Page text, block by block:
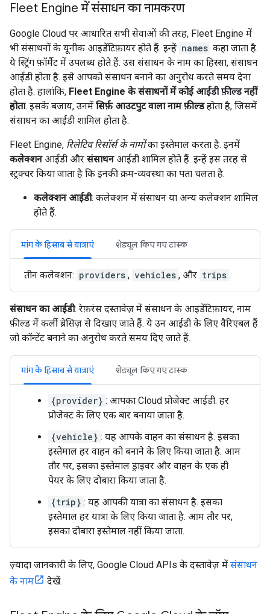
Fleet Engine में संसाधन का नामकरण
Google Cloud पर आधारित सभी सेवाओं की तरह, Fleet Engine में
भी संसाधनों के यूनीक आइडेंटिफ़ायर होते हैं. इन्हें names कहा जाता है.
ये स्ट्रिंग फ़ॉर्मैट में उपलब्ध होते हैं. उस संसाधन के नाम का हिस्सा, संसाधन
आईडी होता है. इसे आपको संसाधन बनाने का अनुरोध करते समय देना
होता है. हालांकि, Fleet Engine के संसाधनों में कोई आईडी फ़ील्ड नहीं
होता. इसके बजाय, उनमें सिर्फ़ आउटपुट वाला नाम फ़ील्डहोता है, जिसमें
संसाधन का आईडी शामिल होता है.
Fleet Engine, रिलेटिव रिसॉर्स के नामोंका इस्तेमाल करता है. इनमें
कलेक्शनआईडी और संसाधनआईडी शामिल होते हैं. इन्हें इस तरह से
स्ट्रक्चर किया जाता है कि इनकी क्रम-व्यवस्था का पता चलता है.
कलेक्शन आईडी: कलेक्शन में संसाधन या अन्य कलेक्शन शामिल
होते हैं.
मांग के हिसाब से यात्राएं शेड्यूल किए गए टास्क
तीन कलेक्शन: providers , vehicles , और trips .
संसाधन का आईडी: रेफ़रंस दस्तावेज़ में संसाधन के आइडेंटिफ़ायर, नाम
फ़ील्ड में कर्ली ब्रेसिज़ से दिखाए जाते हैं. ये उन आईडी के लिए वैरिएबल हैं
जो कॉन्टेंट बनाने का अनुरोध करते समय दिए जाते हैं.
मांग के हिसाब से यात्राएं शेड्यूल किए गए टास्क
{provider} : आपका Cloud प्रोजेक्ट आईडी. हर
प्रोजेक्ट के लिए एक बार बनाया जाता है.
{vehicle} : यह आपके वाहन का संसाधन है. इसका
इस्तेमाल हर वाहन को बनाने के लिए किया जाता है. आम
तौर पर, इसका इस्तेमाल ड्राइवर और वाहन के एक ही
पेयर के लिए दोबारा किया जाता है.
{trip} : यह आपकी यात्रा का संसाधन है. इसका
इस्तेमाल हर यात्रा के लिए किया जाता है. आम तौर पर,
इसका दोबारा इस्तेमाल नहीं किया जाता.
ज़्यादा जानकारी के लिए, Google Cloud APIs के दस्तावेज़ में संसाधन
के नाम
देखें.